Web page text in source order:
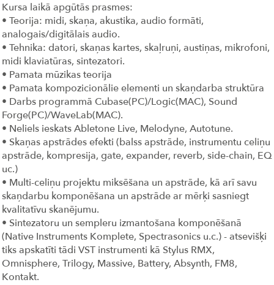
Kursa laikā apgūtās prasmes:
• Teorija: midi, skaņa, akustika, audio formāti,
analogais/digitālais audio.
• Tehnika: datori, skaņas kartes, skaļruņi, austiņas, mikrofoni,
midi klaviatūras, sintezatori.
• Pamata mūzikas teorija
• Pamata kompozicionālie elementi un skaņdarba struktūra
• Darbs programmā Cubase(PC)/Logic(MAC), Sound
Forge(PC)/WaveLab(MAC).
• Neliels ieskats Abletone Live, Melodyne, Autotune.
• Skaņas apstrādes efekti (balss apstrāde, instrumentu celiņu
apstrāde, kompresija, gate, expander, reverb, side-chain, EQ
uc.)
• Multi-celiņu projektu miksēšana un apstrāde, kā arī savu
skaņdarbu komponēšana un apstrāde ar mērķi sasniegt
kvalitatīvu skanējumu.
• Sintezatoru un sempleru izmantošana komponēšanā
(Native Instruments Komplete, Spectrasonics u.c.) - atsevišķi
tiks apskatīti tādi VST instrumenti kā Stylus RMX,
Omnisphere, Trilogy, Massive, Battery, Absynth, FM8,
Kontakt.